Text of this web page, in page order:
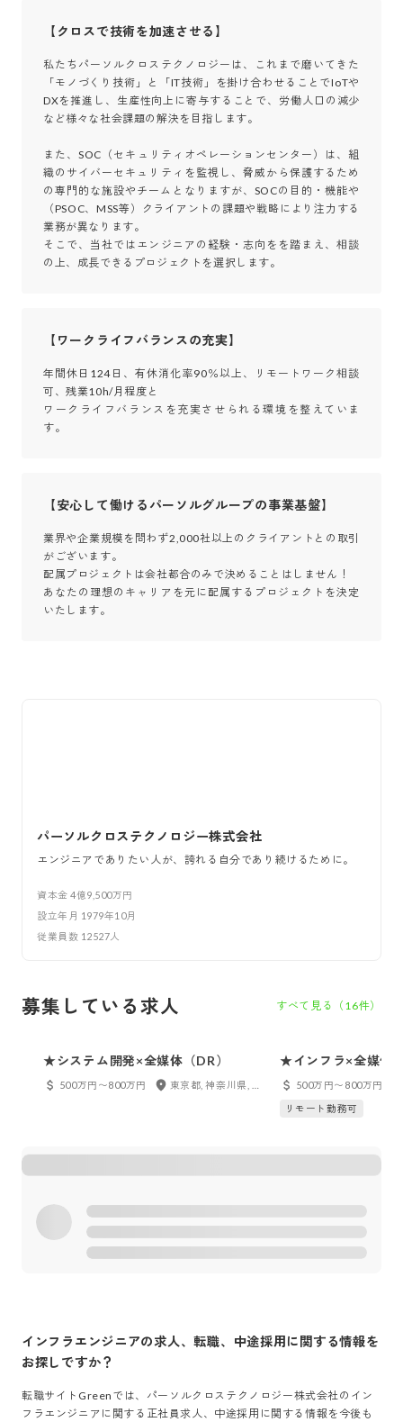
【クロスで技術を加速させる】
私たちパーソルクロステクノロジーは、これまで磨いてきた
「モノづくり技術」と「IT技術」を掛け合わせることでIoTや
DXを推進し、生産性向上に寄与することで、労働人口の減少
など様々な社会課題の解決を目指します。
また、SOC（セキュリティオペレーションセンター）は、組
織のサイバーセキュリティを監視し、脅威から保護するため
の専門的な施設やチームとなりますが、SOCの目的・機能や
（PSOC、MSS等）クライアントの課題や戦略により注力する
業務が異なります。
そこで、当社ではエンジニアの経験・志向をを踏まえ、相談
の上、成長できるプロジェクトを選択します。
【ワークライフバランスの充実】
年間休日124日、有休消化率90％以上、リモートワーク相談
可、残業10h/月程度と
ワークライフバランスを充実させられる環境を整えていま
す。
【安心して働けるパーソルグループの事業基盤】
業界や企業規模を問わず2,000社以上のクライアントとの取引
がございます。
配属プロジェクトは会社都合のみで決めることはしません！
あなたの理想のキャリアを元に配属するプロジェクトを決定
いたします。
パーソルクロステクノロジー株式会社
エンジニアでありたい人が、誇れる自分であり続けるために。
資本金4億9,500万円
設立年月 1979年10月
従業員数 12527人
募集している求人 すべて見る（ 16件）
★システム開発×全媒体（DR）
500万円〜800万円
★インフラ×全媒体
500万円〜800万円
リモート勤務可
インフラエンジニアの求人、転職、中途採用に関する情報を
お探しですか？
転職サイトGreenでは、 パーソルクロステクノロジー株式会社の イン
フラエンジニア に関する正社員求人、中途採用に関する情報を今後も